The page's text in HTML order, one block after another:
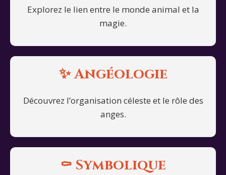
Explorez le lien entre le monde animal et la
magie.
✨ Angéologie
Découvrez l’organisation céleste et le rôle des
anges.
⚰️ Symbolique